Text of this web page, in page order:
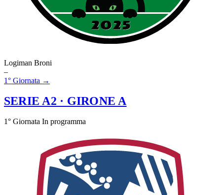
Logiman Broni
–
1° Giornata →
SERIE A2 · GIRONE A
1° Giornata In programma